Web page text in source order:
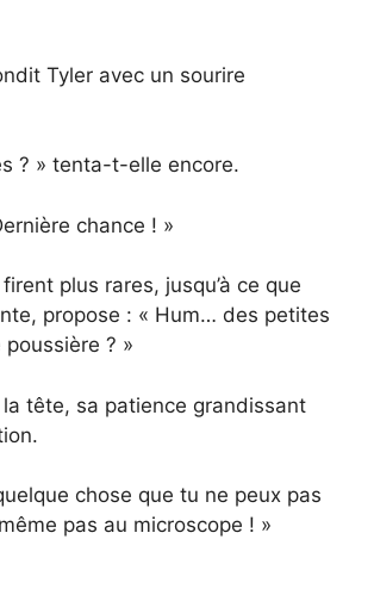
Tyler avec un sourire
? » tenta-t-elle encore.
chance ! »
plus rares, jusqu’à ce que
propose : « Hum… des petites
? »
tête, sa patience grandissant
chose que tu ne peux pas
pas au microscope ! »